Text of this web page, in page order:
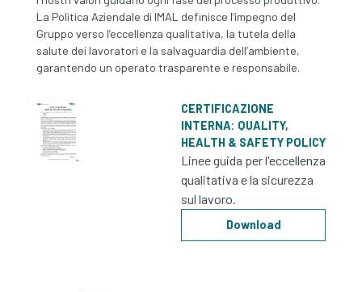
La Politica Aziendale di IMAL definisce l’impegno del
Gruppo verso l’eccellenza qualitativa, la tutela della
salute dei lavoratori e la salvaguardia dell’ambiente,
garantendo un operato trasparente e responsabile.
CERTIFICAZIONE
INTERNA: QUALITY,
HEALTH & SAFETY POLICY
Linee guida per l'eccellenza
qualitativa e la sicurezza
sul lavoro.
Download